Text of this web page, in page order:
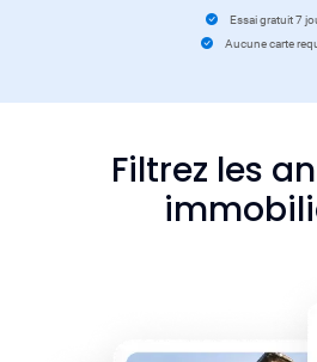
Essai gratuit 7
Aucune carte
Filtrez les